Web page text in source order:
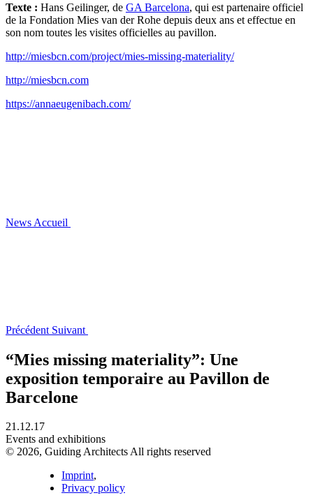
Texte : Hans Geilinger, de GA Barcelona, qui est partenaire officiel
de la Fondation Mies van der Rohe depuis deux ans et effectue en
son nom toutes les visites officielles au pavillon.
http://miesbcn.com/project/mies-missing-materiality/
http://miesbcn.com
https://annaeugenibach.com/
News Accueil
Précédent Suivant
“Mies missing materiality”: Une
exposition temporaire au Pavillon de
Barcelone
21.12.17
Events and exhibitions
© 2026, Guiding Architects All rights reserved
Imprint,
Privacy policy